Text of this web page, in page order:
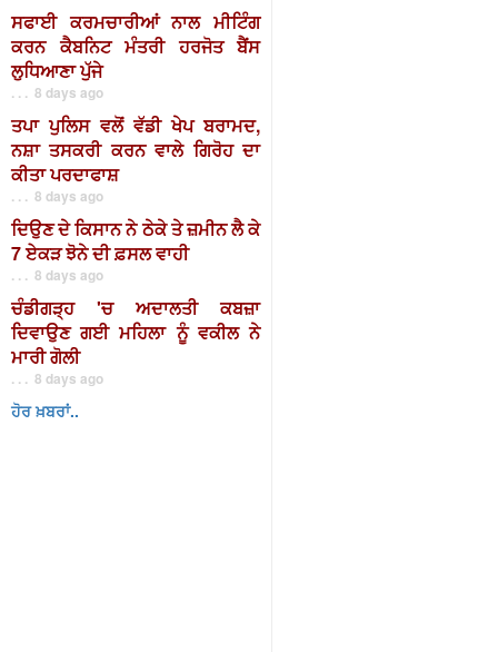
ਸਫਾਈ ਕਰਮਚਾਰੀਆਂ ਨਾਲ ਮੀਟਿੰਗ
ਕਰਨ ਕੈਬਨਿਟ ਮੰਤਰੀ ਹਰਜੋਤ ਬੈਂਸ
ਲੁਧਿਆਣਾ ਪੁੱਜੇ
. . . 8 days ago
ਤਪਾ ਪੁਲਿਸ ਵਲੋਂ ਵੱਡੀ ਖੇਪ ਬਰਾਮਦ,
ਨਸ਼ਾ ਤਸਕਰੀ ਕਰਨ ਵਾਲੇ ਗਿਰੋਹ ਦਾ
ਕੀਤਾ ਪਰਦਾਫਾਸ਼
. . . 8 days ago
ਦਿਉਣ ਦੇ ਕਿਸਾਨ ਨੇ ਠੇਕੇ ਤੇ ਜ਼ਮੀਨ ਲੈ ਕੇ
7 ਏਕੜ ਝੋਨੇ ਦੀ ਫ਼ਸਲ ਵਾਹੀ
. . . 8 days ago
ਚੰਡੀਗੜ੍ਹ 'ਚ ਅਦਾਲਤੀ ਕਬਜ਼ਾ
ਦਿਵਾਉਣ ਗਈ ਮਹਿਲਾ ਨੂੰ ਵਕੀਲ ਨੇ
ਮਾਰੀ ਗੋਲੀ
. . . 8 days ago
ਹੋਰ ਖ਼ਬਰਾਂ..